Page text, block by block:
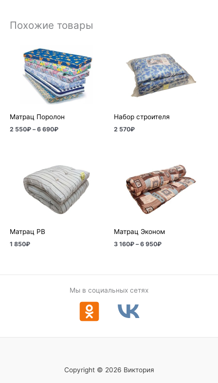
Похожие товары
Матрац Поролон
2 550₽ – 6 690₽
2
550₽
–
6
690₽
Набор строителя
2 570₽
Матрац РВ
1 850₽
Матрац Эконом
3 160₽ – 6 950₽
3
160₽
–
6
950₽
Мы в социальных сетях
Copyright © 2026 Виктория